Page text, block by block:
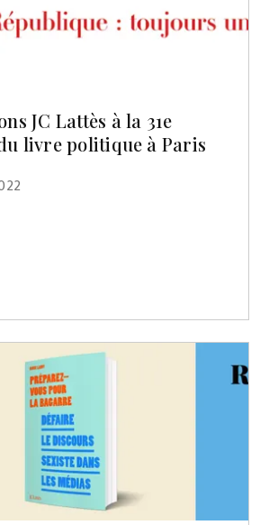
JC Lattès à la 31e
livre politique à Paris